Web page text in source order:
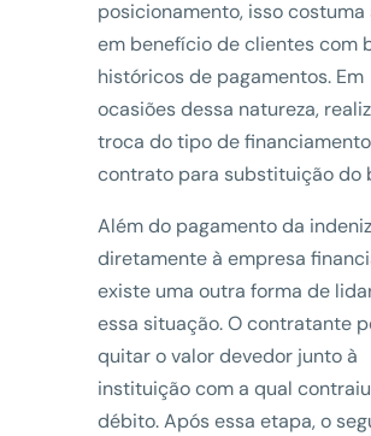
posicionamento, isso
em benefício de clientes com
históricos de pagamentos. Em
ocasiões dessa natureza,
troca do tipo de
contrato para substituição do
Além do pagamento da
diretamente à empresa
existe uma outra forma de
essa situação. O contratante
quitar o valor devedor junto à
instituição com a qual
débito. Após essa etapa, o